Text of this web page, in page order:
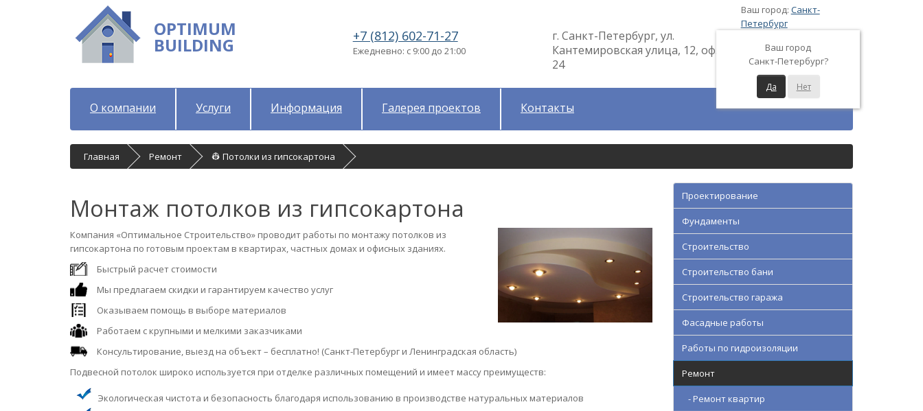
OPTIMUM
BUILDING +7 (812) 602-71-27
Ежедневно: с 9:00 до 21:00
г. Санкт-Петербург, ул.
Кантемировская улица, 12, оф.
24
Ваш город: Санкт-
Петербург
Ваш город
Санкт-Петербург?
Да Нет
О компании Услуги Информация Галерея проектов Контакты
Главная Ремонт 👷 Потолки из гипсокартона
Монтаж потолков из гипсокартона
Компания «Оптимальное Строительство» проводит работы по монтажу потолков из
гипсокартона по готовым проектам в квартирах, частных домах и офисных зданиях.
Быстрый расчет стоимости
Мы предлагаем скидки и гарантируем качество услуг
Оказываем помощь в выборе материалов
Работаем с крупными и мелкими заказчиками
Консультирование, выезд на объект – бесплатно! (Санкт-Петербург и Ленинградская область)
Подвесной потолок широко используется при отделке различных помещений и имеет массу преимуществ:
Экологическая чистота и безопасность благодаря использованию в производстве натуральных материалов
Проектирование
Фундаменты
Строительство
Строительство бани
Строительство гаража
Фасадные работы
Работы по гидроизоляции
Ремонт
- Ремонт квартир